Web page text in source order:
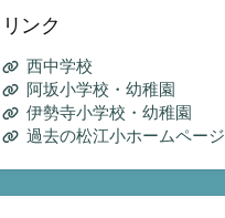
イ
ブ
リンク
西中学校
阿坂小学校・幼稚園
伊勢寺小学校・幼稚園
過去の松江小ホームページ